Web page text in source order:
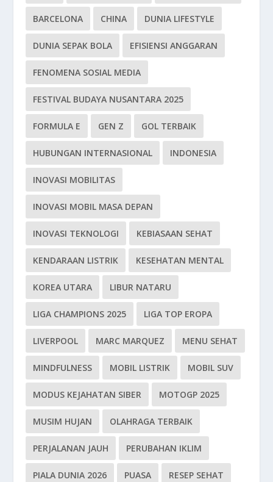
BARCELONA CHINA DUNIA LIFESTYLE
DUNIA SEPAK BOLA EFISIENSI ANGGARAN
FENOMENA SOSIAL MEDIA
FESTIVAL BUDAYA NUSANTARA 2025
FORMULA E GEN Z GOL TERBAIK
HUBUNGAN INTERNASIONAL INDONESIA
INOVASI MOBILITAS
INOVASI MOBIL MASA DEPAN
INOVASI TEKNOLOGI KEBIASAAN SEHAT
KENDARAAN LISTRIK KESEHATAN MENTAL
KOREA UTARA LIBUR NATARU
LIGA CHAMPIONS 2025 LIGA TOP EROPA
LIVERPOOL MARC MARQUEZ MENU SEHAT
MINDFULNESS MOBIL LISTRIK MOBIL SUV
MODUS KEJAHATAN SIBER MOTOGP 2025
MUSIM HUJAN OLAHRAGA TERBAIK
PERJALANAN JAUH PERUBAHAN IKLIM
PIALA DUNIA 2026 PUASA RESEP SEHAT